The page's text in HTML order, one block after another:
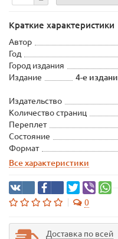
Краткие характеристики
Автор
Год
Город издания
Издание
4-е
Издательство
Количество страниц
Переплет
Состояние
Формат
Все характеристики
0
Доставка по всей